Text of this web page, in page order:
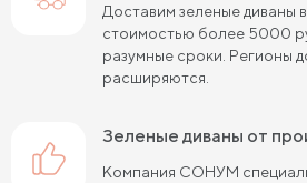
Доставим зеленые диваны
стоимостью более 5000
разумные сроки. Регионы
расширяются.
зеленые диваны от
Компания СОНУМ